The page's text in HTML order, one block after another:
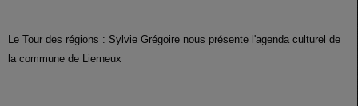
Le Tour des régions : Sylvie Grégoire nous présente l'agenda culturel de
la commune de Lierneux